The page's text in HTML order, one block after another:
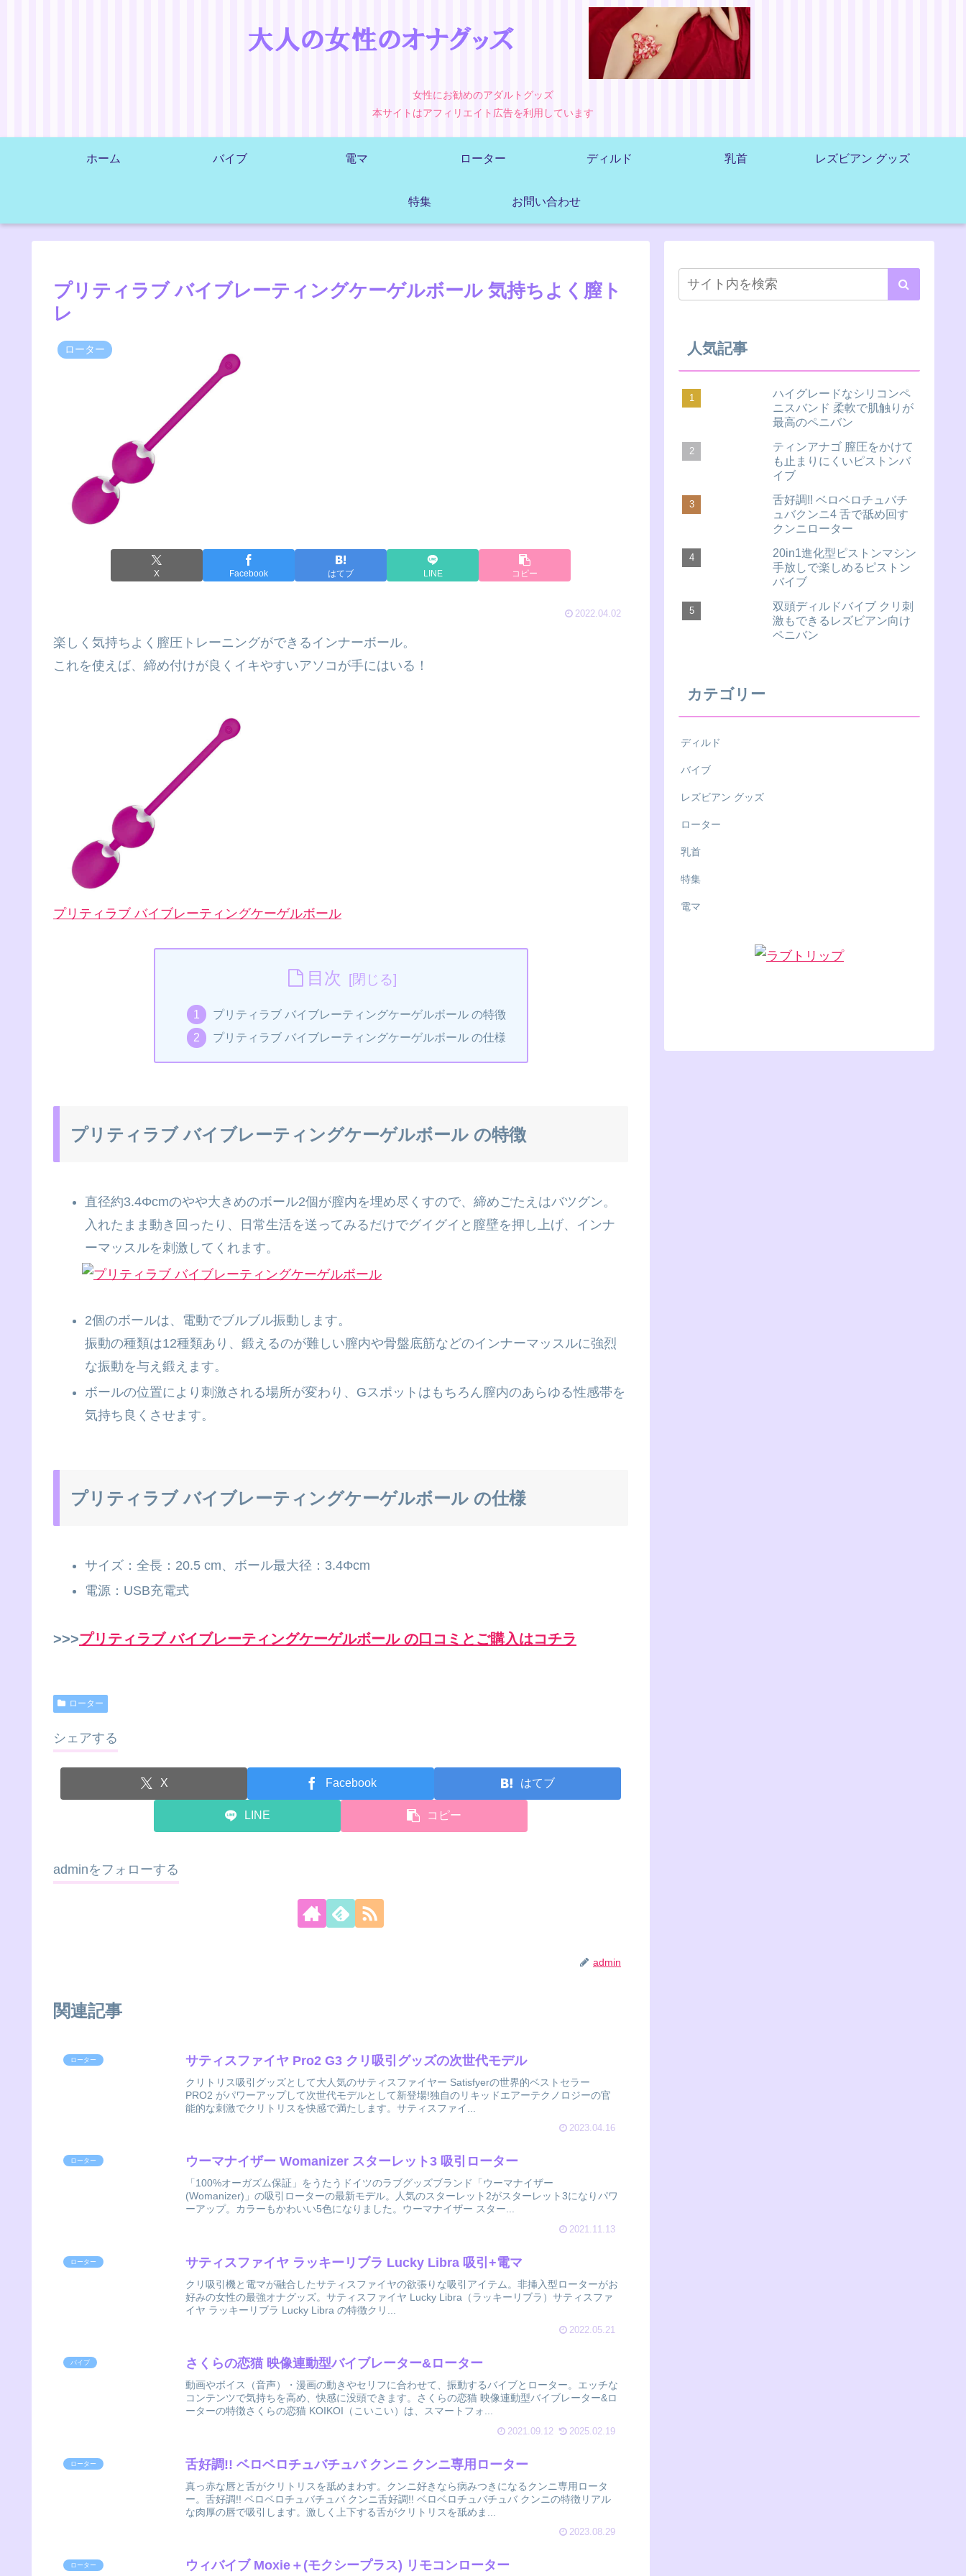
女性にお勧めのアダルトグッズ
本サイトはアフィリエイト広告を利用しています
ホーム バイブ 電マ ローター ディルド 乳首 レズビアン グッズ
特集 お問い合わせ
プリティラブ バイブレーティングケーゲルボール 気持ちよく膣ト
レ
ローター
X Facebook はてブ LINE コピー
2022.04.02
楽しく気持ちよく膣圧トレーニングができるインナーボール。
これを使えば、締め付けが良くイキやすいアソコが手にはいる！
プリティラブ バイブレーティングケーゲルボール
目次
プリティラブ バイブレーティングケーゲルボール の特徴
プリティラブ バイブレーティングケーゲルボール の仕様
プリティラブ バイブレーティングケーゲルボール の特徴
直径約3.4Φcmのやや大きめのボール2個が膣内を埋め尽くすので、締めごたえはバツグン。
入れたまま動き回ったり、日常生活を送ってみるだけでグイグイと膣壁を押し上げ、インナ
ーマッスルを刺激してくれます。
2個のボールは、電動でブルブル振動します。
振動の種類は12種類あり、鍛えるのが難しい膣内や骨盤底筋などのインナーマッスルに強烈
な振動を与え鍛えます。
ボールの位置により刺激される場所が変わり、Gスポットはもちろん膣内のあらゆる性感帯を
気持ち良くさせます。
プリティラブ バイブレーティングケーゲルボール の仕様
サイズ：全長：20.5 cm、ボール最大径：3.4Φcm
電源：USB充電式
>>>プリティラブ バイブレーティングケーゲルボール の口コミとご購入はコチラ
ローター
シェアする
X Facebook はてブ
LINE コピー
adminをフォローする
admin
関連記事
ローター サティスファイヤ Pro2 G3 クリ吸引グッズの次世代モデル
クリトリス吸引グッズとして大人気のサティスファイヤー Satisfyerの世界的ベストセラー
PRO2 がパワーアップして次世代モデルとして新登場!独自のリキッドエアーテクノロジーの官
能的な刺激でクリトリスを快感で満たします。サティスファイ...
2023.04.16
ローター ウーマナイザー Womanizer スターレット3 吸引ローター
「100%オーガズム保証」をうたうドイツのラブグッズブランド「ウーマナイザー
(Womanizer)」の吸引ローターの最新モデル。人気のスターレット2がスターレット3になりパワ
ーアップ。カラーもかわいい5色になりました。ウーマナイザー スター...
2021.11.13
ローター サティスファイヤ ラッキーリブラ Lucky Libra 吸引+電マ
クリ吸引機と電マが融合したサティスファイヤの欲張りな吸引アイテム。非挿入型ローターがお
好みの女性の最強オナグッズ。サティスファイヤ Lucky Libra（ラッキーリブラ）サティスファ
イヤ ラッキーリブラ Lucky Libra の特徴クリ...
2022.05.21
バイブ さくらの恋猫 映像連動型バイブレーター&ローター
動画やボイス（音声）・漫画の動きやセリフに合わせて、振動するバイブとローター。エッチな
コンテンツで気持ちを高め、快感に没頭できます。さくらの恋猫 映像連動型バイブレーター&ロ
ーターの特徴さくらの恋猫 KOIKOI（こいこい）は、スマートフォ...
2021.09.12 2025.02.19
ローター 舌好調!! ベロベロチュバチュバ クンニ クンニ専用ローター
真っ赤な唇と舌がクリトリスを舐めまわす。クンニ好きなら病みつきになるクンニ専用ロータ
ー。舌好調!! ベロベロチュバチュバ クンニ舌好調!! ベロベロチュバチュバ クンニの特徴リアル
な肉厚の唇で吸引します。激しく上下する舌がクリトリスを舐めま...
2023.08.29
ローター ウィバイブ Moxie＋(モクシープラス) リモコンローター
人気記事
ハイグレードなシリコンペ
ニスバンド 柔軟で肌触りが
最高のペニバン
ティンアナゴ 膣圧をかけて
も止まりにくいピストンバ
イブ
舌好調!! ベロベロチュバチ
ュバクンニ4 舌で舐め回す
クンニローター
20in1進化型ピストンマシン
手放しで楽しめるピストン
バイブ
双頭ディルドバイブ クリ刺
激もできるレズビアン向け
ペニバン
カテゴリー
ディルド
バイブ
レズビアン グッズ
ローター
乳首
特集
電マ